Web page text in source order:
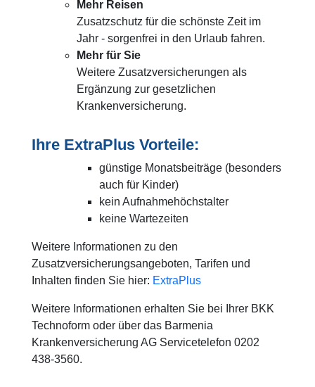
Mehr Reisen
Zusatzschutz für die schönste Zeit im
Jahr - sorgenfrei in den Urlaub fahren.
Mehr für Sie
Weitere Zusatzversicherungen als
Ergänzung zur gesetzlichen
Krankenversicherung.
Ihre ExtraPlus Vorteile:
günstige Monatsbeiträge (besonders
auch für Kinder)
kein Aufnahmehöchstalter
keine Wartezeiten
Weitere Informationen zu den
Zusatzversicherungsangeboten, Tarifen und
Inhalten finden Sie hier: ExtraPlus
Weitere Informationen erhalten Sie bei Ihrer BKK
Technoform oder über das Barmenia
Krankenversicherung AG Servicetelefon 0202
438-3560.